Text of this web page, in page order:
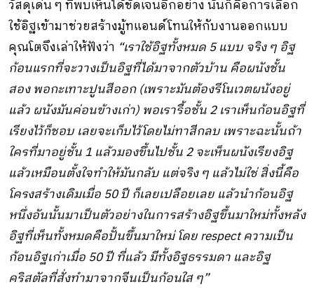
วัสดุเด่น ๆ ที่พบเห็นได้ชัดเจนอีกอย่าง นั่นก็คือการเลือก
ใช้อิฐเข้ามาช่วยสร้างมู้ทแอนด์โทนให้กับงานออกแบบ
คุณโตจึงเล่าให้ฟังว่า “เราใช้อิฐทั้งหมด 5 แบบ จริง ๆ อิฐ
ก้อนแรกที่จะวางเป็นอิฐที่ได้มาจากตัวบ้าน คือผนังชั้น
สอง พอกะเทาะปูนสีออก (เพราะมันต้องรีโนเวตผนังอยู่
แล้ว ผนังมันค่อนข้างเก่า) พอเรารื้อชั้น 2 เราเห็นก้อนอิฐที่
เรียงไว้ก็ชอบ เลยจะเก็บไว้โดยไม่ทาสีกลบ เพราะฉะนั้นถ้า
ใครที่มาอยู่ชั้น 1 แล้วมองขึ้นไปชั้น 2 จะเห็นผนังเรียงอิฐ
แล้วเหมือนตั้งใจทำให้มันกลับ แต่จริง ๆ แล้วไม่ใช่ สิ่งนี้คือ
โครงสร้างเดิมเมื่อ 50 ปี ก็เลยเปลือยเลย แล้วนำก้อนอิฐ
หนึ่งอันนั้นมาเป็นตัวอย่างในการสร้างอิฐขึ้นมาใหม่ทั้งหลัง
อิฐที่เห็นทั้งหมดคือปั้นขึ้นมาใหม่ โดย respect ความเป็น
ก้อนอิฐเก่าเมื่อ 50 ปี ที่แล้ว มีทั้งอิฐธรรมดา และอิฐ
คริสตัลที่สั่งทำมาจากจีนเป็นก้อนใส ๆ”